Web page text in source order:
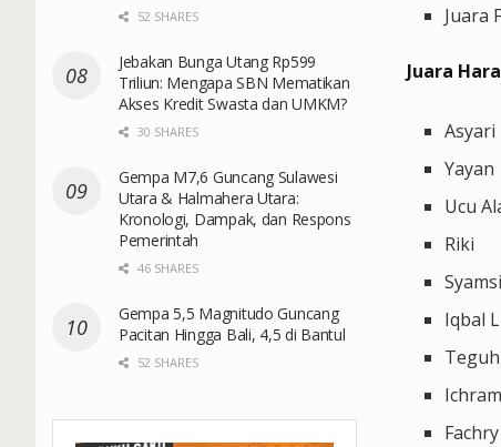
Juara
Juara
Asyari
Yayan
Ucu
Riki
Iqbal
52 SHARES
Jebakan Bunga Utang Rp599
Triliun: Mengapa SBN Mematikan
Akses Kredit Swasta dan UMKM?
30 SHARES
Gempa M7,6 Guncang Sulawesi
Utara & Halmahera Utara:
Kronologi, Dampak, dan Respons
Pemerintah
46 SHARES
Gempa 5,5 Magnitudo Guncang
Pacitan Hingga Bali, 4,5 di Bantul
52 SHARES